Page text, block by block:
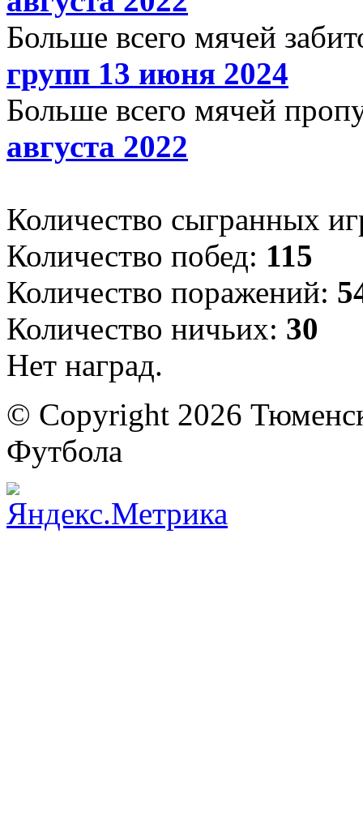
Больше всего мячей
групп 13 июня 2024
Больше всего мячей
августа 2022
Количество сыгранных
Количество побед: 115
Количество поражений:
Количество ничьих: 30
Нет наград.
© Copyright 2026
Футбола